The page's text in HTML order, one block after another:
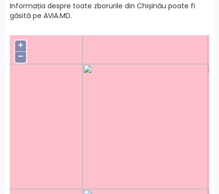
Informația despre toate zborurile din Chișinău poate fi
găsită pe AVIA.MD.
+
−